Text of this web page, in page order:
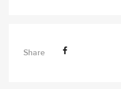
Share